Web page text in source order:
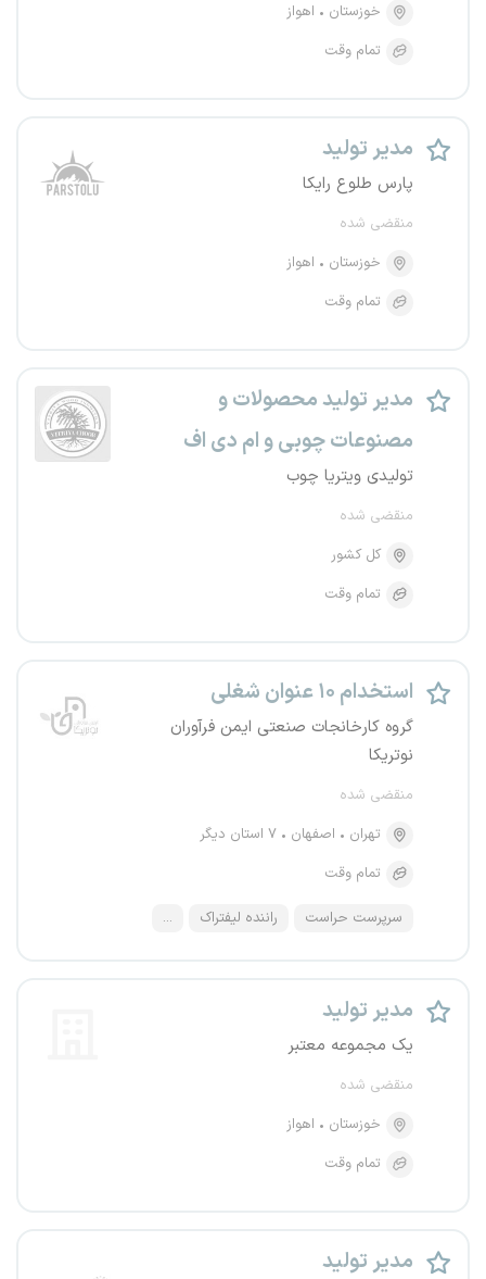
خوزستان
اهواز
تمام وقت
مدیر تولید
پارس طلوع رایکا
منقضی شده
خوزستان
اهواز
تمام وقت
مدیر تولید محصولات و
مصنوعات چوبی و ام دی اف
تولیدی ویتریا چوب
منقضی شده
کل کشور
تمام وقت
استخدام ۱۰ عنوان شغلی
گروه کارخانجات صنعتی ایمن فرآوران
نوتریکا
منقضی شده
تهران
اصفهان
۷ استان دیگر
تمام وقت
سرپرست حراست راننده لیفتراک ...
مدیر تولید
یک مجموعه معتبر
منقضی شده
خوزستان
اهواز
تمام وقت
مدیر تولید